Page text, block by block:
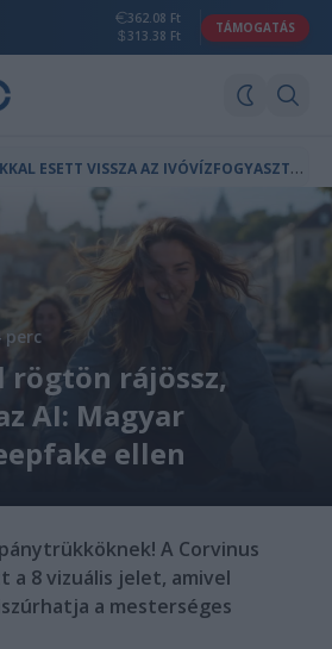
362.08 Ft
313.38 Ft
TÁMOGATÁS
K
ILENC SZÁZALÉKKAL ESETT VISSZA AZ IVÓVÍZFOGYASZTÁS AZ ELMÚLT NAPOKBAN
perc
rögtön rájössz,
AI: Magyar
ellen
A Corvinus
a 8 vizuális jelet, amivel
a mesterséges